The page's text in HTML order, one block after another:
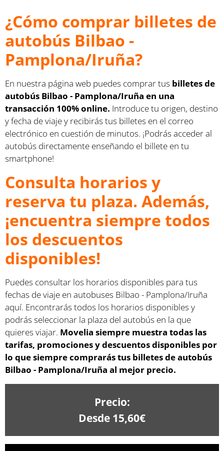
¿Cómo comprar billetes de
autobús Bilbao -
Pamplona/Iruña?
En nuestra página web puedes comprar tus billetes de
autobús Bilbao - Pamplona/Iruña en una
transacción 100% online. Introduce tu origen, destino
y fecha de viaje y recibirás tus billetes en el correo
electrónico en cuestión de minutos. ¡Podrás acceder al
autobús directamente enseñando el billete en tu
smartphone!
Consulta horarios y
reserva tu plaza. Además,
¡encuentra siempre todos
los descuentos
disponibles!
Puedes consultar los horarios disponibles para tus
fechas de viaje en autobuses Bilbao - Pamplona/Iruña
aquí. Encontrarás todos los horarios disponibles y
podrás seleccionar la plaza del autobús en la que
quieres viajar. Movelia siempre muestra todas las
tarifas, promociones y descuentos disponibles por
lo que siempre comprarás tus billetes de autobús
Bilbao - Pamplona/Iruña al mejor precio.
Precio:
Desde 15,60€